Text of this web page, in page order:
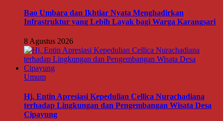
Bao Umbara dan Ikhtiar Nyata Menghadirkan
Infrastruktur yang Lebih Layak bagi Warga Karangsari
8 Agustus 2026
Umum
Hj. Entin Apresiasi Kepedulian Cellica Nurachadiana
terhadap Lingkungan dan Pengembangan Wisata Desa
Cipayung